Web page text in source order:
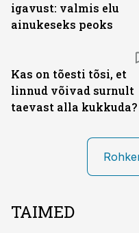
igavust: valmis elu
ainukeseks peoks
Kas on tõesti tõsi, et
linnud võivad surnult
taevast alla kukkuda?
TAIMED